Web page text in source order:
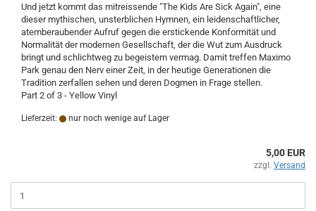
Und jetzt kommt das mitreissende "The Kids Are Sick Again", eine
dieser mythischen, unsterblichen Hymnen, ein leidenschaftlicher,
atemberaubender Aufruf gegen die erstickende Konformität und
Normalität der modernen Gesellschaft, der die Wut zum Ausdruck
bringt und schlichtweg zu begeistern vermag. Damit treffen Maximo
Park genau den Nerv einer Zeit, in der heutige Generationen die
Tradition zerfallen sehen und deren Dogmen in Frage stellen.
Part 2 of 3 - Yellow Vinyl
Lieferzeit: nur noch wenige auf Lager
5,00 EUR
zzgl. Versand